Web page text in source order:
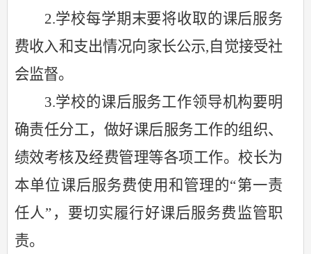
2.学校每学期末要将收取的课后服务
费收入和支出情况向家长公示,自觉接受社
会监督。
3.学校的课后服务工作领导机构要明
确责任分工，做好课后服务工作的组织、
绩效考核及经费管理等各项工作。校长为
本单位课后服务费使用和管理的“第一责
任人”，要切实履行好课后服务费监管职
责。